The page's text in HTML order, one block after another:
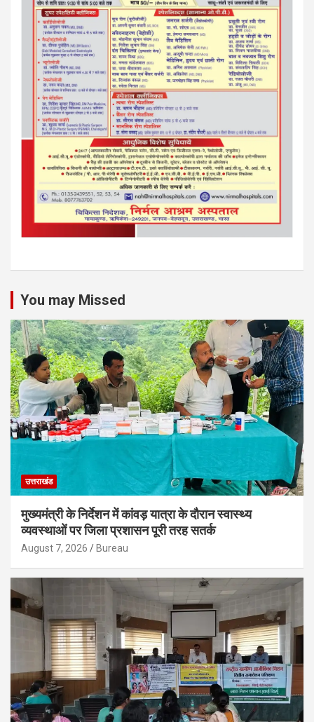
You may Missed
उत्तराखंड
मुख्यमंत्री के निर्देशन में कांवड़ यात्रा के दौरान स्वास्थ्य
व्यवस्थाओं पर जिला प्रशासन पूरी तरह सतर्क
August 7, 2026 Bureau